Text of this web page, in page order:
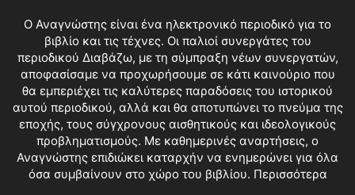
O Αναγνώστης είναι ένα ηλεκτρονικό περιοδικό για το
βιβλίο και τις τέχνες. Οι παλιοί συνεργάτες του
περιοδικού Διαβάζω, με τη σύμπραξη νέων συνεργατών,
αποφασίσαμε να προχωρήσουμε σε κάτι καινούριο που
θα εμπεριέχει τις καλύτερες παραδόσεις του ιστορικού
αυτού περιοδικού, αλλά και θα αποτυπώνει το πνεύμα της
εποχής, τους σύγχρονους αισθητικούς και ιδεολογικούς
προβληματισμούς. Με καθημερινές αναρτήσεις, ο
Αναγνώστης επιδιώκει καταρχήν να ενημερώνει για όλα
όσα συμβαίνουν στο χώρο του βιβλίου. Περισσότερα